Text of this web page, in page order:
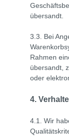
übersandt.
3.3. Bei
Rahmen
übersandt,
oder
4.
4.1. Wir